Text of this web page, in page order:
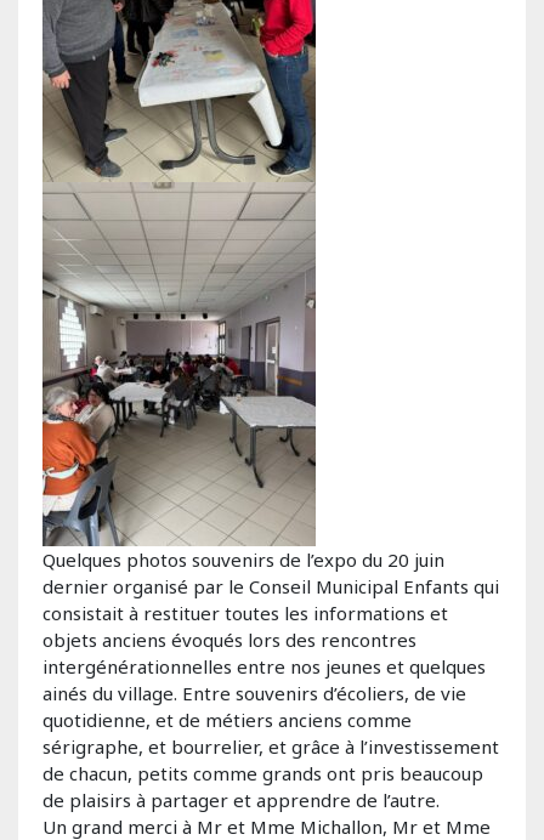
Quelques photos souvenirs de l’expo du 20 juin
dernier organisé par le Conseil Municipal Enfants qui
consistait à restituer toutes les informations et
objets anciens évoqués lors des rencontres
intergénérationnelles entre nos jeunes et quelques
ainés du village. Entre souvenirs d’écoliers, de vie
quotidienne, et de métiers anciens comme
sérigraphe, et bourrelier, et grâce à l’investissement
de chacun, petits comme grands ont pris beaucoup
de plaisirs à partager et apprendre de l’autre.
Un grand merci à Mr et Mme Michallon, Mr et Mme